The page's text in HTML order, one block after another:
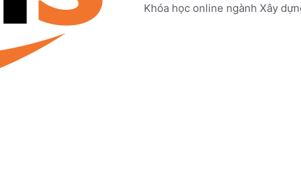
Khóa học online ngành Xây